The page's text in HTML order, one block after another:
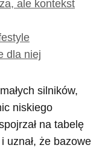
ale kontekst
dla niej
silników,
niskiego
na tabelę
uznał, że bazowe